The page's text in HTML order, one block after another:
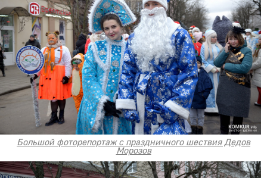
Большой фоторепортаж с праздничного шествия Дедов
Морозов